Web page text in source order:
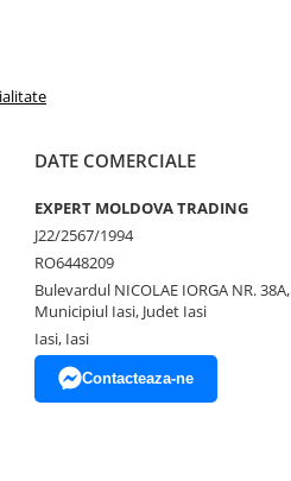
DATE COMERCIALE
EXPERT MOLDOVA TRADING
J22/2567/1994
RO6448209
Bulevardul NICOLAE IORGA NR. 38A,
Municipiul Iasi, Judet Iasi
Iasi, Iasi
Contacteaza-ne